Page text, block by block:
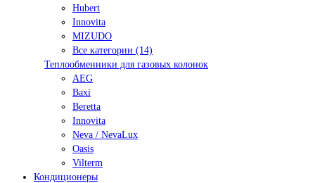
Hubert
Innovita
MIZUDO
Все категории (14)
Теплообменники для газовых колонок
AEG
Baxi
Beretta
Innovita
Neva / NevaLux
Oasis
Vilterm
Кондиционеры